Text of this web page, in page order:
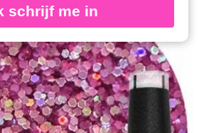
schrijf me in